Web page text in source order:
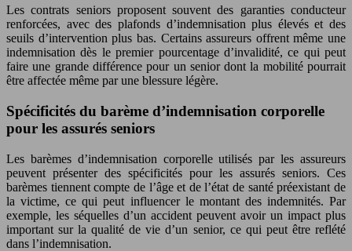
Les contrats seniors proposent souvent des garanties conducteur
renforcées, avec des plafonds d’indemnisation plus élevés et des
seuils d’intervention plus bas. Certains assureurs offrent même une
indemnisation dès le premier pourcentage d’invalidité, ce qui peut
faire une grande différence pour un senior dont la mobilité pourrait
être affectée même par une blessure légère.
Spécificités du barème d’indemnisation corporelle
pour les assurés seniors
Les barèmes d’indemnisation corporelle utilisés par les assureurs
peuvent présenter des spécificités pour les assurés seniors. Ces
barèmes tiennent compte de l’âge et de l’état de santé préexistant de
la victime, ce qui peut influencer le montant des indemnités. Par
exemple, les séquelles d’un accident peuvent avoir un impact plus
important sur la qualité de vie d’un senior, ce qui peut être reflété
dans l’indemnisation.